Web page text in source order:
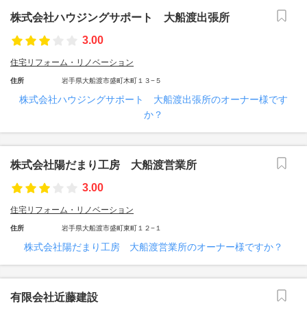
株式会社ハウジングサポート 大船渡出張所
3.00
住宅リフォーム・リノベーション
住所 岩手県大船渡市盛町木町１３−５
株式会社ハウジングサポート 大船渡出張所のオーナー様です
か？
株式会社陽だまり工房 大船渡営業所
3.00
住宅リフォーム・リノベーション
住所 岩手県大船渡市盛町東町１２−１
株式会社陽だまり工房 大船渡営業所のオーナー様ですか？
有限会社近藤建設